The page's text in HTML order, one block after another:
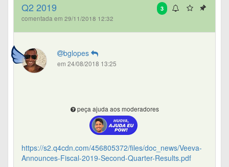
3
Q2 2019
comentada em 29/11/2018 12:32
bglopes
em 24/08/2018 13:25
peça ajuda aos moderadores
https://s2.q4cdn.com/456805372/files/doc_news/Veeva-
Announces-Fiscal-2019-Second-Quarter-Results.pdf